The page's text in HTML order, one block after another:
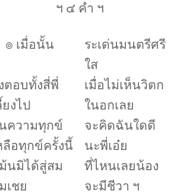
ฯ ๔ คำ ฯ
๏ เมื่อนั้น
ระเด่นมนตรีศรี
ใส
ตอบทั้งสี่พี่
ยงไป
เมื่อไม่เห็นวิตก
ในอกเลย
ความทุกข์
ลือทุกข์ครั้งนี้
จะคิดฉันใดดี
นะพี่เอ๋ย
นมิได้สู่สม
เชย
ที่ไหนเลยน้อง
จะมีชีวา ฯ